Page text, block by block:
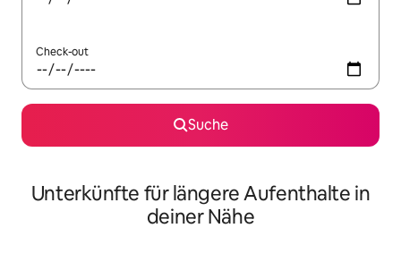
Check-out
Suche
Unterkünfte für längere Aufenthalte in
deiner Nähe